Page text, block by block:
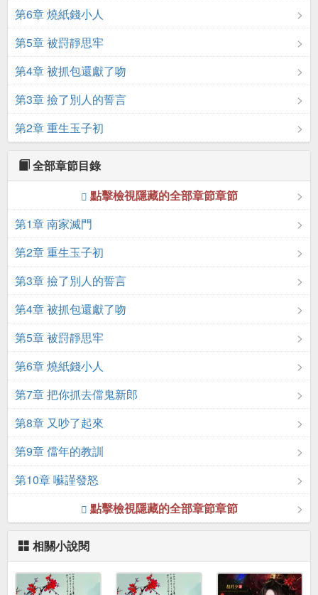
第6章 燒紙錢小人
第5章 被罸靜思牢
第4章 被抓包還獻了吻
第3章 撿了別人的誓言
第2章 重生玉子初
全部章節目錄
點擊檢視隱藏的全部章節章節
第1章 南家滅門
第2章 重生玉子初
第3章 撿了別人的誓言
第4章 被抓包還獻了吻
第5章 被罸靜思牢
第6章 燒紙錢小人
第7章 把你抓去儅鬼新郎
第8章 又吵了起來
第9章 儅年的教訓
第10章 囌謹發怒
點擊檢視隱藏的全部章節章節
相關小說閱